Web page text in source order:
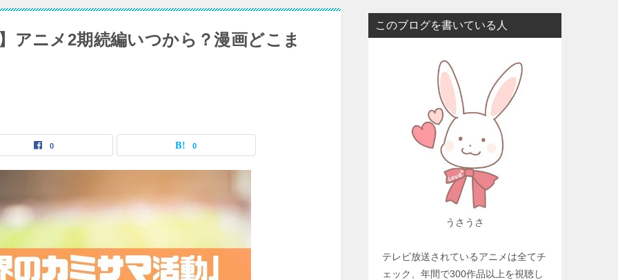
アニメ2期続編いつから？漫画どこま
0 0
このブログを書いている人
うさうさ
テレビ放送されているアニメは全てチ
ェック、年間で300作品以上を視聴し